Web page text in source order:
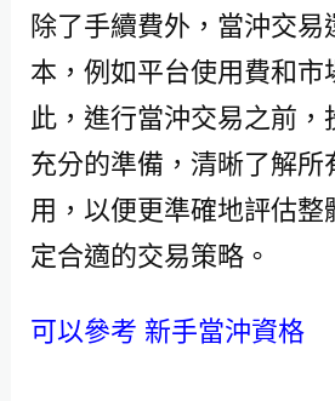
除了手續費外，當沖交易
本，例如平台使用費和市
此，進行當沖交易之前
充分的準備，清晰了解所
用，以便更準確地評估整
定合適的交易策略。
可以參考 新手當沖資格